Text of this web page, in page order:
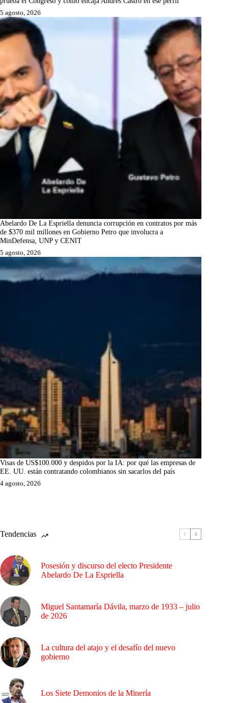
5 agosto, 2026
Abelardo De La Espriella denuncia corrupción en contratos por más
de $370 mil millones en Gobierno Petro que involucra a
MinDefensa, UNP y CENIT
5 agosto, 2026
Visas de US$100.000 y despidos por la IA: por qué las empresas de
EE. UU. están contratando colombianos sin sacarlos del país
4 agosto, 2026
Tendencias
Posesión y discurso del electo Presidente
Abelardo De La Espriella
Miguel Santamaría Dávila, marzo de 1933 – julio
de 2026
La cultura del atajo y el desafío del nuevo
gobierno
Los Siete Demonios de la Minería